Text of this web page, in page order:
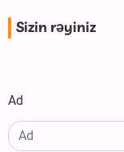
Sizin rəyiniz
Ad